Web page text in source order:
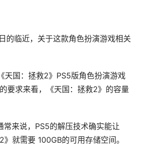
临近，关于这款角色扮演游戏相关
国：拯救2》PS5版角色扮演游戏
要求来看，《天国：拯救2》的容量
来说，PS5的解压技术确实能让
就需要 100GB的可用存储空间。